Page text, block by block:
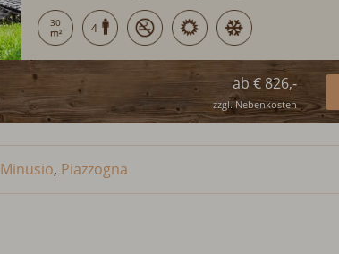
möblierten Garten mit Gartengrill. Eine Oase für
ruhesuchende Gäste...
30 4
ab € 826,-
zzgl. Nebenkosten
Minusio, Piazzogna